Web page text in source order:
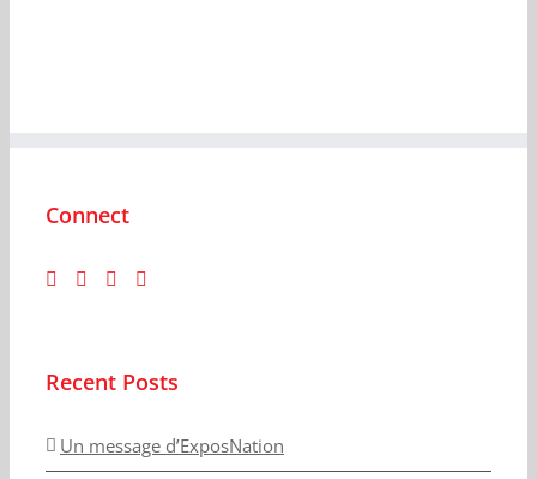
Connect
Recent Posts
Un message d’ExposNation